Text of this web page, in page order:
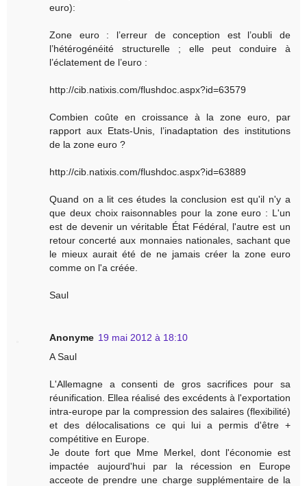
euro):
Zone euro : l’erreur de conception est l’oubli de
l’hétérogénéité structurelle ; elle peut conduire à
l’éclatement de l’euro :
http://cib.natixis.com/flushdoc.aspx?id=63579
Combien coûte en croissance à la zone euro, par
rapport aux Etats-Unis, l’inadaptation des institutions
de la zone euro ?
http://cib.natixis.com/flushdoc.aspx?id=63889
Quand on a lit ces études la conclusion est qu'il n'y a
que deux choix raisonnables pour la zone euro : L'un
est de devenir un véritable État Fédéral, l'autre est un
retour concerté aux monnaies nationales, sachant que
le mieux aurait été de ne jamais créer la zone euro
comme on l'a créée.
Saul
Anonyme 19 mai 2012 à 18:10
A Saul
L'Allemagne a consenti de gros sacrifices pour sa
réunification. Ellea réalisé des excédents à l'exportation
intra-europe par la compression des salaires (flexibilité)
et des délocalisations ce qui lui a permis d'être +
compétitive en Europe.
Je doute fort que Mme Merkel, dont l'économie est
impactée aujourd'hui par la récession en Europe
acceote de prendre une charge supplémentaire de la